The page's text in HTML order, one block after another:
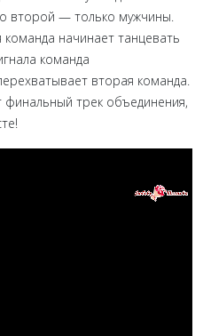
второй — только мужчины.
команда начинает танцевать
команда
вторая команда.
финальный трек объединения,